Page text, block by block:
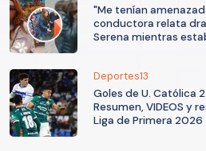
"Me tenían
conductora relata
Serena mientras
Deportes13
Goles de U. Católica
Resumen, VIDEOS y
Liga de Primera 2026